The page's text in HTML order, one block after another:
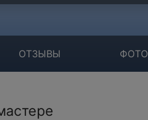
ОТЗЫВЫ ФОТО